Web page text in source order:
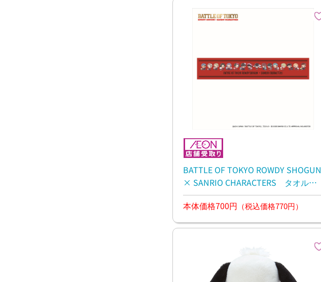
BATTLE OF TOKYO ROWDY SHOGUN
× SANRIO CHARACTERS タオルマ
フラー
本体価格700円 （税込価格770円）